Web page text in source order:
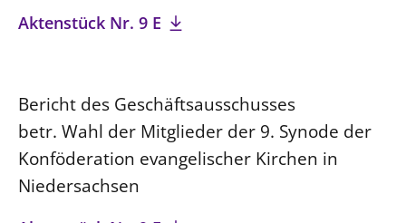
Aktenstück Nr. 9 E
Bericht des Geschäftsausschusses
betr. Wahl der Mitglieder der 9. Synode der
Konföderation evangelischer Kirchen in
Niedersachsen